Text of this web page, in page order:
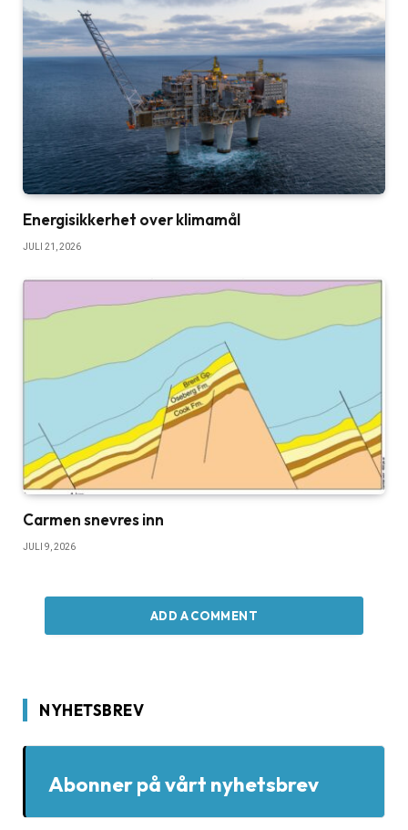
Energisikkerhet over klimamål
JULI 21, 2026
Carmen snevres inn
JULI 9, 2026
ADD A COMMENT
NYHETSBREV
Abonner på vårt nyhetsbrev